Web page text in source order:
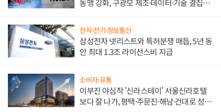
동맹 강화, 구광모 제조·데이터·기술 결집
전자·전기·정보통신
삼성전자 넷리스트와 특허분쟁 매듭, 5년 동
안 최대 1.3조 라이선스비 지급
소비자·유통
이부진 야심작 '신라스테이' 서울신라호텔
보다 잘 나가, 평택·주문진·해남·건대로 성